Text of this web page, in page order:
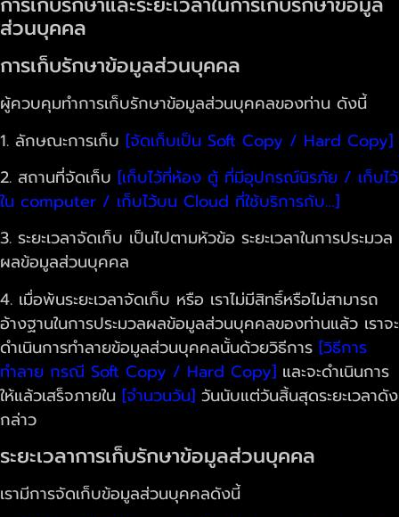
ส่วนบุคคล
การเก็บรักษาข้อมูลส่วนบุคคล
ผู้ควบคุมทำการเก็บรักษาข้อมูลส่วนบุคคลของท่าน ดังนี้
1. ลักษณะการเก็บ [จัดเก็บเป็น Soft Copy / Hard Copy]
2. สถานที่จัดเก็บ [เก็บไว้ที่ห้อง ตู้ ที่มีอุปกรณ์นิรภัย / เก็บไว้
ใน computer / เก็บไว้บน Cloud ที่ใช้บริการกับ…]
3. ระยะเวลาจัดเก็บ เป็นไปตามหัวข้อ ระยะเวลาในการประมวล
ผลข้อมูลส่วนบุคคล
4. เมื่อพ้นระยะเวลาจัดเก็บ หรือ เราไม่มีสิทธิ์หรือไม่สามารถ
อ้างฐานในการประมวลผลข้อมูลส่วนบุคคลของท่านแล้ว เราจะ
ดำเนินการทำลายข้อมูลส่วนบุคคลนั้นด้วยวิธีการ [วิธีการ
ทำลาย กรณี Soft Copy / Hard Copy] และจะดำเนินการ
ให้แล้วเสร็จภายใน [จำนวนวัน] วันนับแต่วันสิ้นสุดระยะเวลาดัง
กล่าว
ระยะเวลาการเก็บรักษาข้อมูลส่วนบุคคล
เรามีการจัดเก็บข้อมูลส่วนบุคคลดังนี้